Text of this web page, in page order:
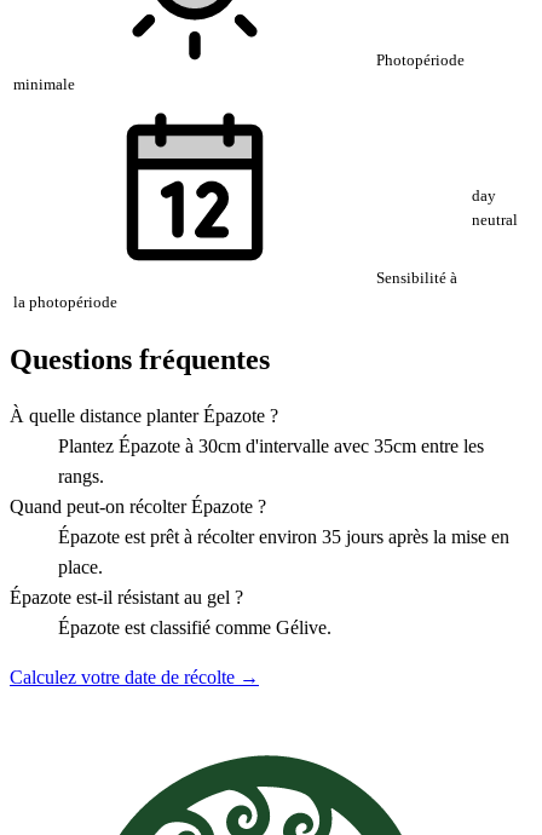
Photopériode
minimale
Sensibilité à
la photopériode
day
neutral
Questions fréquentes
À quelle distance planter Épazote ?
Plantez Épazote à 30cm d'intervalle avec 35cm entre les
rangs.
Quand peut-on récolter Épazote ?
Épazote est prêt à récolter environ 35 jours après la mise en
place.
Épazote est-il résistant au gel ?
Épazote est classifié comme Gélive.
Calculez votre date de récolte →